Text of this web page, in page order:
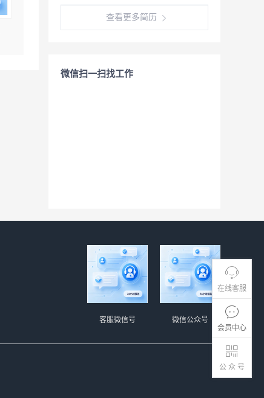
在线客服
会员中心
公 众 号
查看更多简历
微信扫一扫找工作
微信公众号
客服微信号